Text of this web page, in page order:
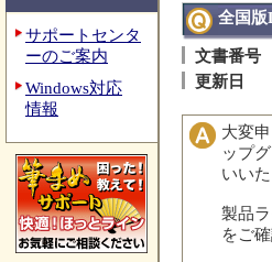
サポートセンタ
ーのご案内
Windows対応
情報
全国版
文書番号
更新日
大変
ップ
いいた
製品
をご